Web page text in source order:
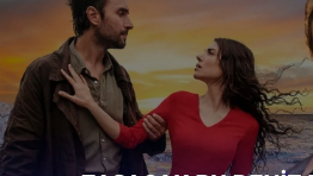
GÖRDES
KÖPRÜBAŞI
SOMA
SELENDİ
SOMA
TURGUTLU
BİLİM VE TEKNOLOJİ
YAZARLAR
MANİSA'NIN YÖRESEL